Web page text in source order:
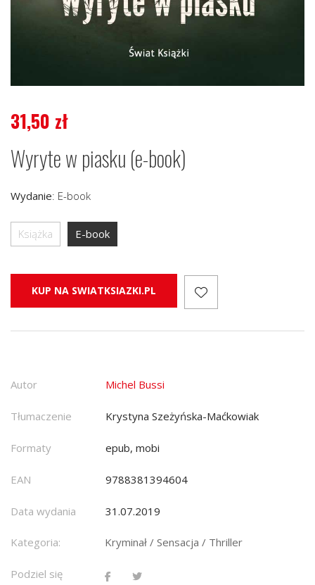
31,50 zł
Wyryte w piasku (e-book)
Wydanie: E-book
Książka E-book
KUP NA SWIATKSIAZKI.PL
Autor Michel Bussi
Tłumaczenie Krystyna Szeżyńska-Maćkowiak
Formaty epub, mobi
EAN 9788381394604
Data wydania 31.07.2019
Kategoria: Kryminał / Sensacja / Thriller
Podziel się